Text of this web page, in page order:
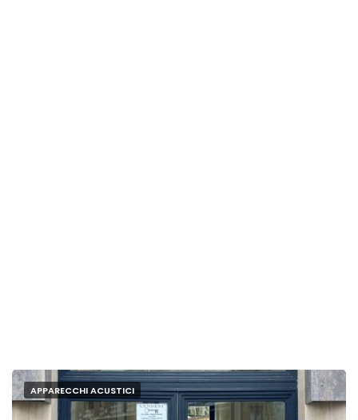
APPARECCHI ACUSTICI